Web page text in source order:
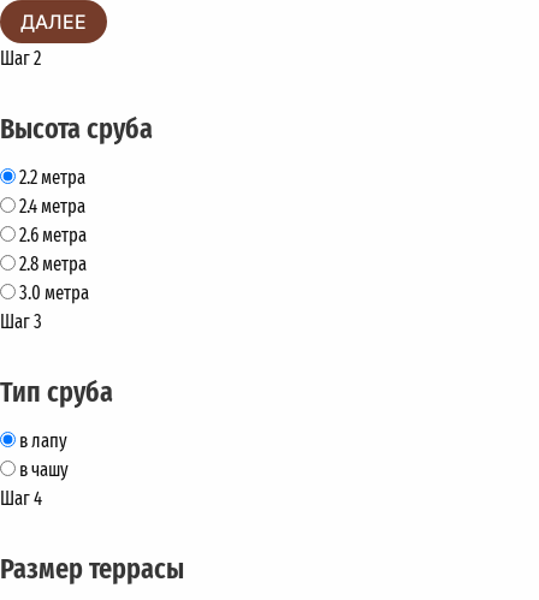
ДАЛЕЕ
Шаг 2
Высота сруба
2.2 метра
2.4 метра
2.6 метра
2.8 метра
3.0 метра
Шаг 3
Тип сруба
в лапу
в чашу
Шаг 4
Размер террасы